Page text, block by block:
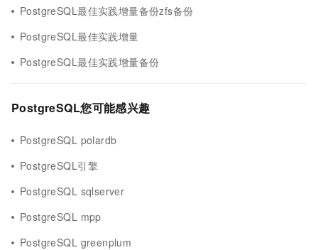
PostgreSQL最佳实践增量备份zfs备份
PostgreSQL最佳实践增量
PostgreSQL最佳实践增量备份
PostgreSQL您可能感兴趣
PostgreSQL polardb
PostgreSQL引擎
PostgreSQL sqlserver
PostgreSQL mpp
PostgreSQL greenplum